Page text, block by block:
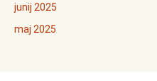
junij 2025
maj 2025